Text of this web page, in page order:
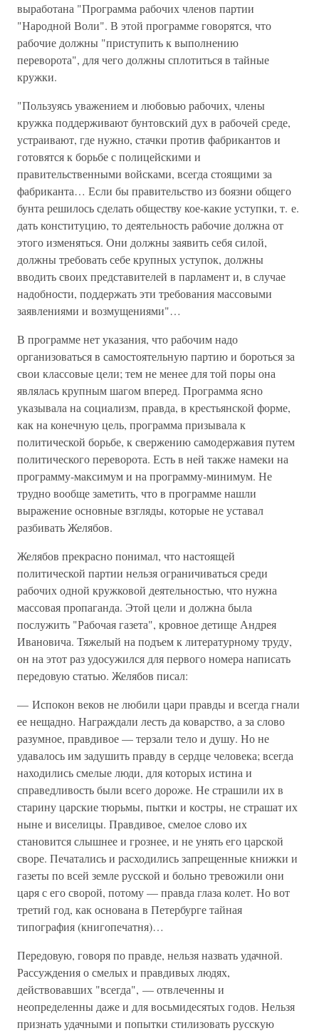
выработана "Программа рабочих членов партии
"Народной Воли". В этой программе говорятся, что
рабочие должны "приступить к выполнению
переворота", для чего должны сплотиться в тайные
кружки.
"Пользуясь уважением и любовью рабочих, члены
кружка поддерживают бунтовский дух в рабочей среде,
устраивают, где нужно, стачки против фабрикантов и
готовятся к борьбе с полицейскими и
правительственными войсками, всегда стоящими за
фабриканта… Если бы правительство из боязни общего
бунта решилось сделать обществу кое-какие уступки, т. е.
дать конституцию, то деятельность рабочие должна от
этого изменяться. Они должны заявить себя силой,
должны требовать себе крупных уступок, должны
вводить своих представителей в парламент и, в случае
надобности, поддержать эти требования массовыми
заявлениями и возмущениями"…
В программе нет указания, что рабочим надо
организоваться в самостоятельную партию и бороться за
свои классовые цели; тем не менее для той поры она
являлась крупным шагом вперед. Программа ясно
указывала на социализм, правда, в крестьянской форме,
как на конечную цель, программа призывала к
политической борьбе, к свержению самодержавия путем
политического переворота. Есть в ней также намеки на
программу-максимум и на программу-минимум. Не
трудно вообще заметить, что в программе нашли
выражение основные взгляды, которые не уставал
разбивать Желябов.
Желябов прекрасно понимал, что настоящей
политической партии нельзя ограничиваться среди
рабочих одной кружковой деятельностью, что нужна
массовая пропаганда. Этой цели и должна была
послужить "Рабочая газета", кровное детище Андрея
Ивановича. Тяжелый на подъем к литературному труду,
он на этот раз удосужился для первого номера написать
передовую статью. Желябов писал:
— Испокон веков не любили цари правды и всегда гнали
ее нещадно. Награждали лесть да коварство, а за слово
разумное, правдивое — терзали тело и душу. Но не
удавалось им задушить правду в сердце человека; всегда
находились смелые люди, для которых истина и
справедливость были всего дороже. Не страшили их в
старину царские тюрьмы, пытки и костры, не страшат их
ныне и виселицы. Правдивое, смелое слово их
становится слышнее и грознее, и не унять его царской
своре. Печатались и расходились запрещенные книжки и
газеты по всей земле русской и больно тревожили они
царя с его сворой, потому — правда глаза колет. Но вот
третий год, как основана в Петербурге тайная
типография (книгопечатня)…
Передовую, говоря по правде, нельзя назвать удачной.
Рассуждения о смелых и правдивых людях,
действовавших "всегда", — отвлеченны и
неопределенны даже и для восьмидесятых годов. Нельзя
признать удачными и попытки стилизовать русскую